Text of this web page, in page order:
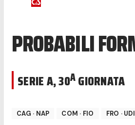
PROBABILI
SERIE A,30AGIORNATA
CAG · NAP COM · FIO FRO · UDI